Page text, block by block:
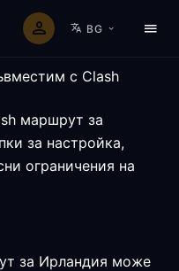
BG
с Clash
маршрут за
за настройка,
ограничения на
за Ирландия може